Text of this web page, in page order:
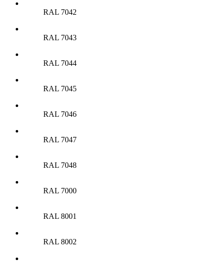
RAL 7042
RAL 7043
RAL 7044
RAL 7045
RAL 7046
RAL 7047
RAL 7048
RAL 7000
RAL 8001
RAL 8002